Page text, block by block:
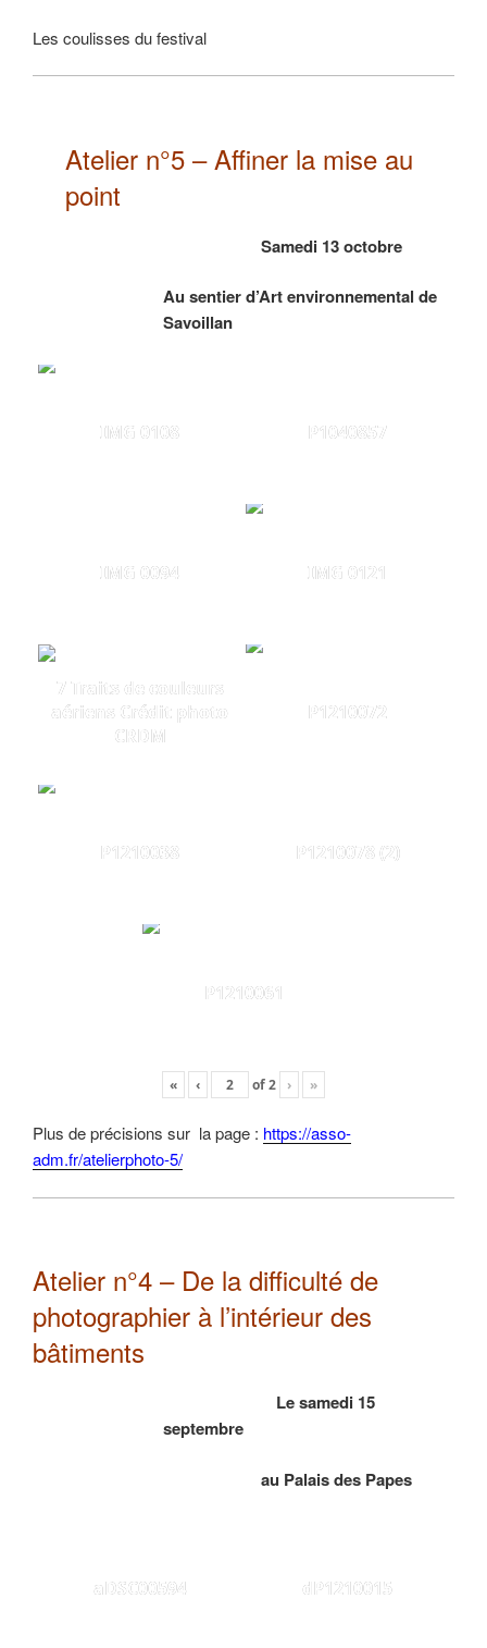
Les coulisses du festival
Atelier n°5 – Affiner la mise au
point
Samedi 13 octobre
Au sentier d’Art environnemental de
Savoillan
IMG 0108 P1040857
IMG 0094 IMG 0121
7 Traits de couleurs
aériens Crédit photo
CRDM
P1210072
P1210038 P1210078 (2)
P1210061
« ‹ of2 › »
Plus de précisions sur la page : https://asso-
adm.fr/atelierphoto-5/
Atelier n°4 – De la difficulté de
photographier à l’intérieur des
bâtiments
Le samedi 15
septembre
au Palais des Papes
aDSC00594 dP1210015